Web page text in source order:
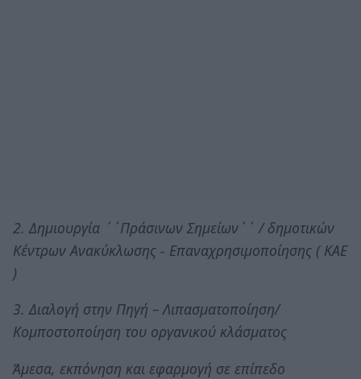
2. Δημιουργία ΄΄Πράσινων Σημείων΄΄ / δημοτικών
Κέντρων Ανακύκλωσης - Επαναχρησιμοποίησης ( ΚΑΕ
)
3. Διαλογή στην Πηγή – Λιπασματοποίηση/
Κομποστοποίηση του οργανικού κλάσματος
Άμεσα, εκπόνηση και εφαρμογή σε επίπεδο